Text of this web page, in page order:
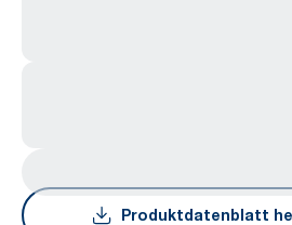
Produktdatenblatt